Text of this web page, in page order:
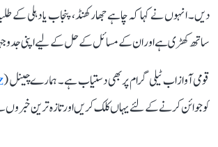
دیں۔ انہوں نے کہا کہ چاہے جھارکھنڈ، پنجاب یا دہلی کے
ساتھ کھڑی ہے اور ان کے مسائل کے حل کے لیے اپنی
قومی آواز اب ٹیلی گرام پر بھی دستیاب ہے۔ ہمارے چینل (
کو جوائن کرنے کے لئے یہاں کلک کریں اور تازہ ترین